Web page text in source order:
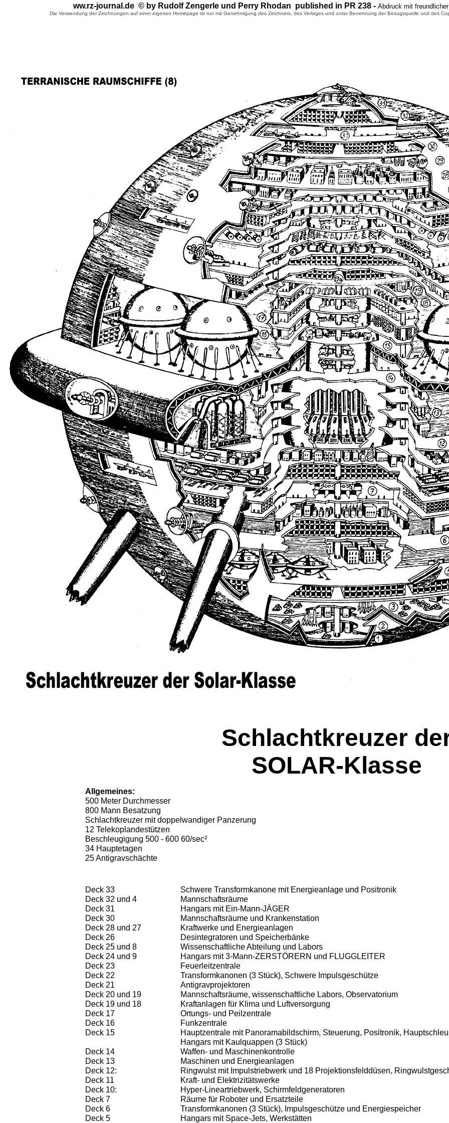
ww.rz-journal.de © by Rudolf Zengerle und Perry Rhodan published in PR 238 - Abdruck mit
Die Verwendung der Zeichnungen auf einer eigenen Homepage ist nur mit Genehmigung des Zeichners, des Verlages und unter Benennung der Bezugsquelle und des
Schlachtkreuzer
SOLAR-Klasse
Allgemeines:
500 Meter Durchmesser
800 Mann Besatzung
Schlachtkreuzer mit doppelwandiger Panzerung
12 Telekoplandestützen
Beschleugigung 500 - 600 60/sec²
34 Hauptetagen
25 Antigravschächte
Deck 33
Deck 32 und 4
Deck 31
Deck 30
Deck 28 und 27
Deck 26
Deck 25 und 8
Deck 24 und 9
Deck 23
Deck 22
Deck 21
Deck 20 und 19
Deck 19 und 18
Deck 17
Deck 16
Deck 15
Deck 14
Deck 13
Deck 12:
Deck 11
Deck 10:
Deck 7
Deck 6
Deck 5
Schwere Transformkanone mit Energieanlage und Positronik
Mannschaftsräume
Hangars mit Ein-Mann-JÄGER
Mannschaftsräume und Krankenstation
Kraftwerke und Energieanlagen
Desintegratoren und Speicherbänke
Wissenschaftliche Abteilung und Labors
Hangars mit 3-Mann-ZERSTÖRERN und FLUGGLEITER
Feuerleitzentrale
Transformkanonen (3 Stück), Schwere Impulsgeschütze
Antigravprojektoren
Mannschaftsräume, wissenschaftliche Labors, Observatorium
Kraftanlagen für Klima und Luftversorgung
Ortungs- und Peilzentrale
Funkzentrale
Hauptzentrale mit Panoramabildschirm, Steuerung, Positronik,
Hangars mit Kaulquappen (3 Stück)
Waffen- und Maschinenkontrolle
Maschinen und Energieanlagen
Ringwulst mit Impulstriebwerk und 18 Projektionsfelddüsen,
Kraft- und Elektrizitätswerke
Hyper-Lineartriebwerk, Schirmfeldgeneratoren
Räume für Roboter und Ersatzteile
Transformkanonen (3 Stück), Impulsgeschütze und Energiespeicher
Hangars mit Space-Jets, Werkstätten